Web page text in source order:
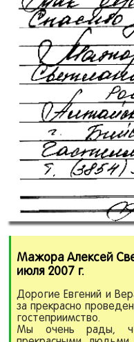
Мажора Алексей
июля 2007 г.
Дорогие Евгений и
за прекрасно
гостеприимство.
Мы очень рады,